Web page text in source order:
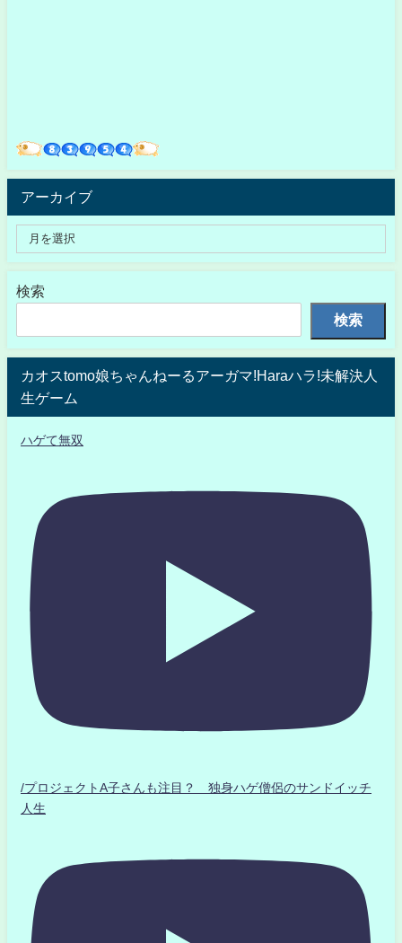
アーカイブ
検索
検索
カオスtomo娘ちゃんねーるアーガマ!Haraハラ!未解決人
生ゲーム
ハゲて無双
/プロジェクトA子さんも注目？ 独身ハゲ僧侶のサンドイッチ
人生